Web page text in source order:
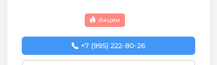
Акции
+7 (995) 222-80-26